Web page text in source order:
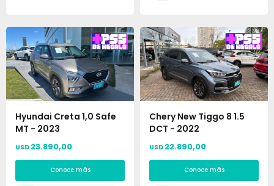
Hyundai Creta 1,0 Safe
MT - 2023
USD 23.890,00
Conoce más
Chery New Tiggo 8 1.5
DCT - 2022
USD 22.890,00
Conoce más